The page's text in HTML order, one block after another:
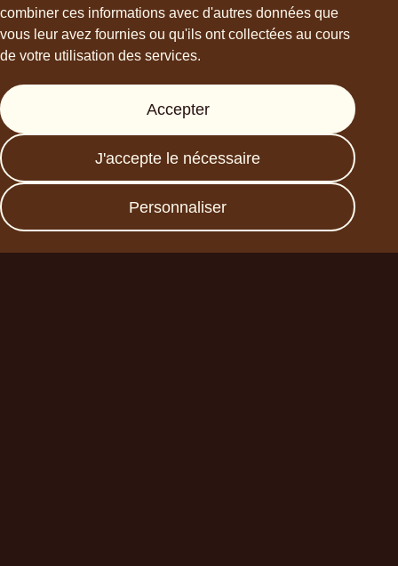
combiner ces informations avec d'autres données que
vous leur avez fournies ou qu'ils ont collectées au cours
de votre utilisation des services.
Accepter
J'accepte le nécessaire
Personnaliser
Presse
FAQs
Data protection
Imprint